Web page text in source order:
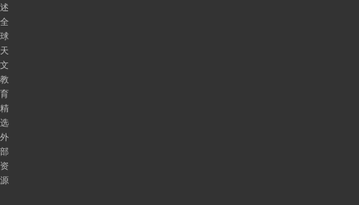
述
全
球
天
文
教
育
精
选
外
部
资
源